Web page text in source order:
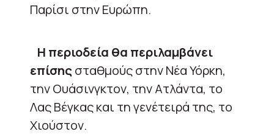
Παρίσι στην Ευρώπη.
Η περιοδεία θα περιλαμβάνει
επίσηςσταθμούς στην Νέα Υόρκη,
την Ουάσινγκτον, την Ατλάντα, το
Λας Βέγκας και τη γενέτειρά της, το
Χιούστον.